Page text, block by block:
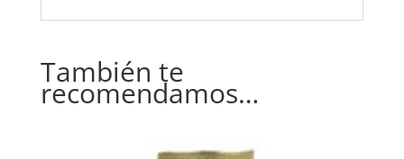
También te
recomendamos…